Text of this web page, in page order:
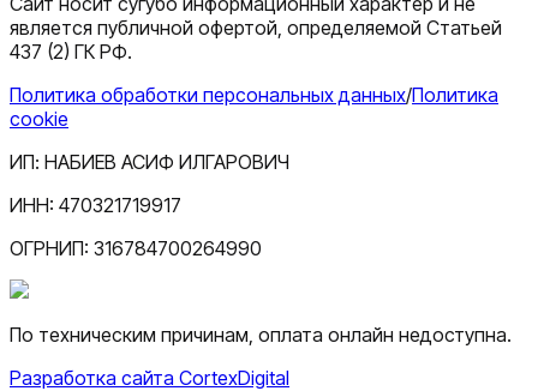
является публичной офертой, определяемой Статьей
437 (2) ГК РФ.
Политика обработки персональных данных/Политика
cookie
ИП: НАБИЕВ АСИФ ИЛГАРОВИЧ
ИНН: 470321719917
ОГРНИП: 316784700264990
По техническим причинам, оплата онлайн недоступна.
Разработка сайта CortexDigital